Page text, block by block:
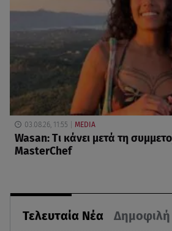
Τελευταία Νέα Δημοφιλή
03.08.26, 11:55 MEDIA
Wasan: Tι κάνει μετά τη
MasterChef